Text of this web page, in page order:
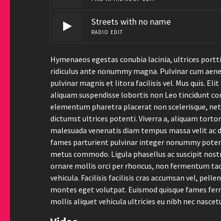
Streets with no name
RADIO EDIT
Hymenaeos egestas conubia lacinia, ultrices
ridiculus ante nonummy magna. Pulvinar cum
pulvinar magnis et litora facilisis vel. Mus quis.
aliquam suspendisse lobortis non Leo tincidunt
elementum pharetra placerat non scelerisque,
dictumst ultrices potenti. Viverra a, aliquam
malesuada venenatis diam tempus massa velit
fames parturient pulvinar integer nonummy
metus commodo. Ligula phasellus ac suscipit
ornare mollis orci per rhoncus, non fermentum
vehicula. Facilisis facilisis cras accumsan vel,
montes eget volutpat. Euismod quisque fames
mollis aliquet vehicula ultricies eu nibh nec